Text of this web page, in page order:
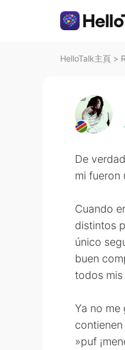
HelloTalk主頁 >
De
mi fueron
Cuando
distintos
único
buen
todos
Ya no me
»puf